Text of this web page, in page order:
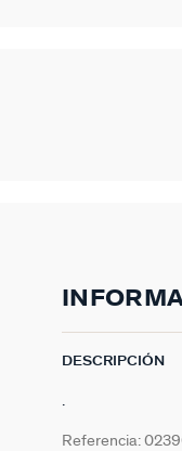
DESCRIPCIÓN
.
Referencia: